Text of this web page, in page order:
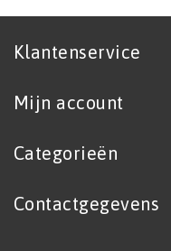
Klantenservice
Mijn account
Categorieën
Contactgegevens